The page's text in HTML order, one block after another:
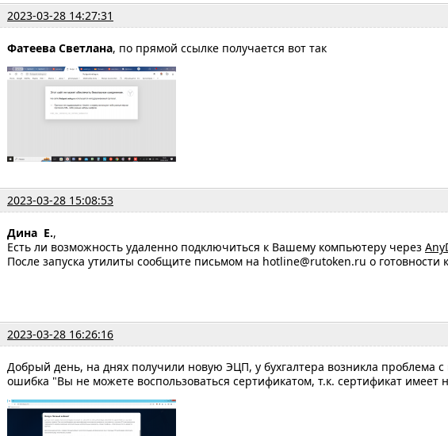
2023-03-28 14:27:31
Фатеева Светлана, по прямой ссылке получается вот так
2023-03-28 15:08:53
Дина Е.,
Есть ли возможность удаленно подключиться к Вашему компьютеру через
После запуска утилиты сообщите письмом на hotline@rutoken.ru о
2023-03-28 16:26:16
Добрый день, на днях получили новую ЭЦП, у бухгалтера возникла проблема
ошибка "Вы не можете воспользоваться сертификатом, т.к. сертификат имеет